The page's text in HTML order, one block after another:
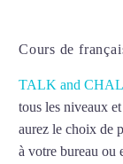
Cours de
TALK and
tous les niveaux
aurez le choix de
à votre bureau ou